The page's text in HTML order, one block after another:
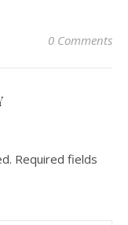
0 Comments
Required fields